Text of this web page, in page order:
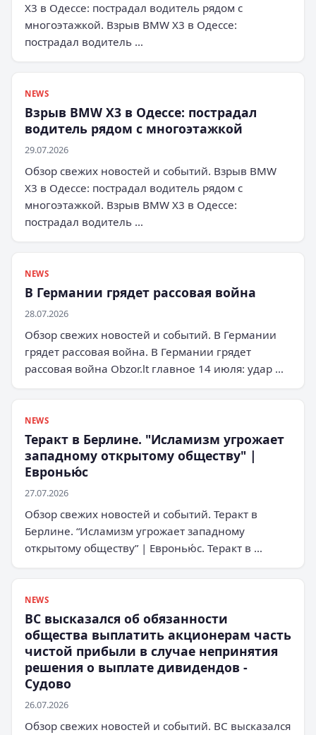
X3 в Одессе: пострадал водитель рядом с
многоэтажкой. Взрыв BMW X3 в Одессе:
пострадал водитель …
NEWS
Взрыв BMW X3 в Одессе: пострадал
водитель рядом с многоэтажкой
29.07.2026
Обзор свежих новостей и событий. Взрыв BMW
X3 в Одессе: пострадал водитель рядом с
многоэтажкой. Взрыв BMW X3 в Одессе:
пострадал водитель …
NEWS
В Германии грядет рассовая война
28.07.2026
Обзор свежих новостей и событий. В Германии
грядет рассовая война. В Германии грядет
рассовая война Obzor.lt главное 14 июля: удар …
NEWS
Теракт в Берлине. "Исламизм угрожает
западному открытому обществу" |
Евронью́с
27.07.2026
Обзор свежих новостей и событий. Теракт в
Берлине. “Исламизм угрожает западному
открытому обществу” | Евронью́с. Теракт в …
NEWS
ВС высказался об обязанности
общества выплатить акционерам часть
чистой прибыли в случае непринятия
решения о выплате дивидендов -
Судово
26.07.2026
Обзор свежих новостей и событий. ВС высказался